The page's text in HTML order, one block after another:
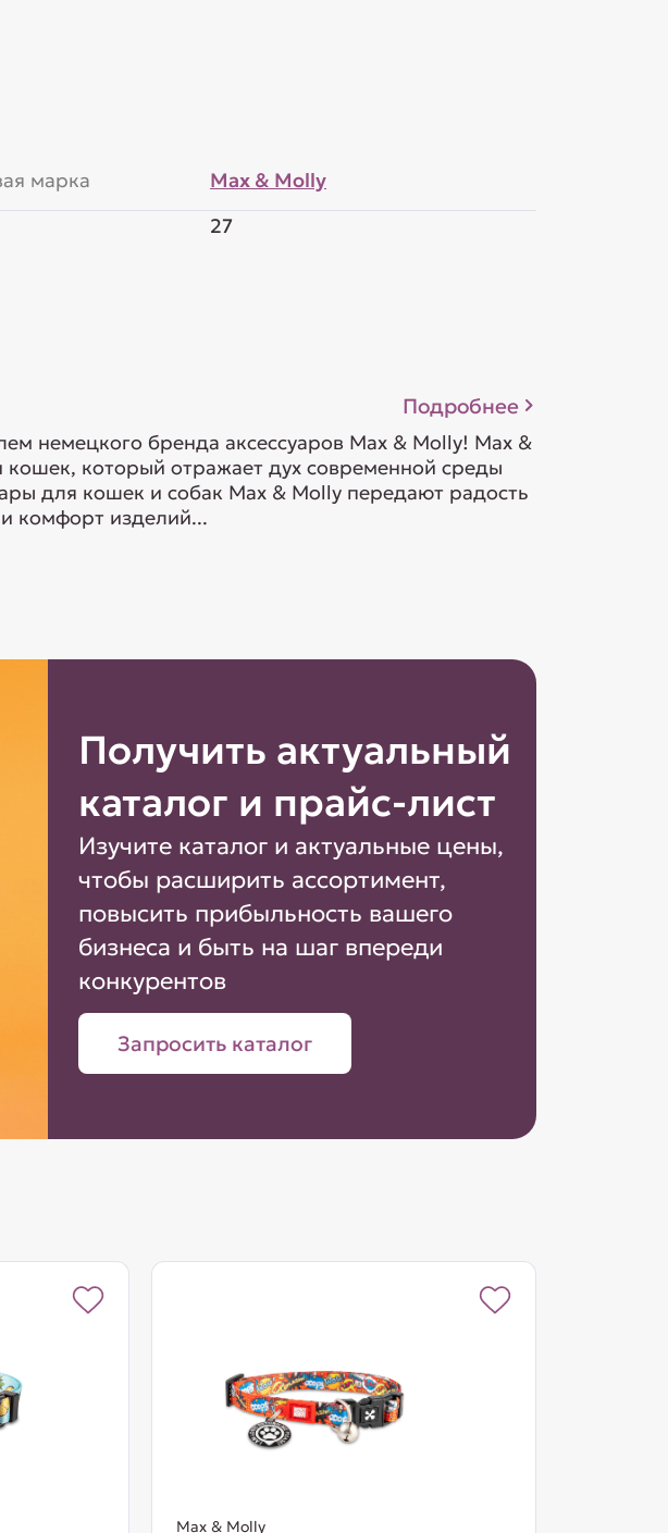
марка
Max & Molly
27
Подробнее
немецкого бренда аксессуаров Max & Molly! Max &
который отражает дух современной среды
для кошек и собак Max & Molly передают радость
комфорт изделий...
Получить актуальный
каталог и прайс-лист
Изучите каталог и актуальные цены,
чтобы расширить ассортимент,
повысить прибыльность вашего
бизнеса и быть на шаг впереди
конкурентов
Запросить каталог
Max & Molly